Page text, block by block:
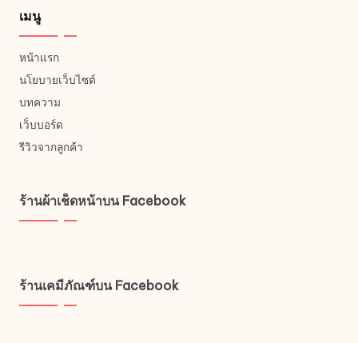
เมนู
หน้าแรก
นโยบายเว็บไซต์
บทความ
เว็บบอร์ด
รีวิวจากลูกค้า
ร้านผ้าเช็ดหน้าบน Facebook
ร้านเคมีภัณฑ์บน Facebook